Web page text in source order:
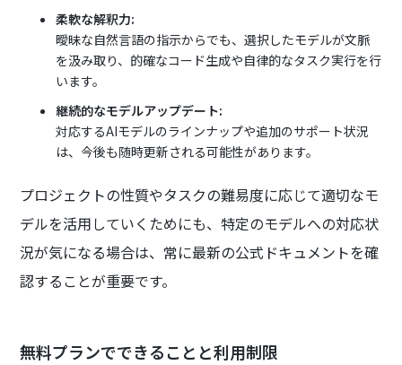
柔軟な解釈力:
曖昧な自然言語の指示からでも、選択したモデルが文脈
を汲み取り、的確なコード生成や自律的なタスク実行を行
います。
継続的なモデルアップデート:
対応するAIモデルのラインナップや追加のサポート状況
は、今後も随時更新される可能性があります。
プロジェクトの性質やタスクの難易度に応じて適切なモ
デルを活用していくためにも、特定のモデルへの対応状
況が気になる場合は、常に最新の公式ドキュメントを確
認することが重要です。
無料プランでできることと利用制限